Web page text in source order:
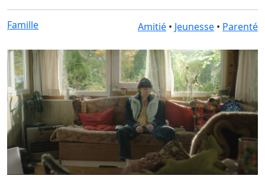
Famille Amitié • Jeunesse • Parenté